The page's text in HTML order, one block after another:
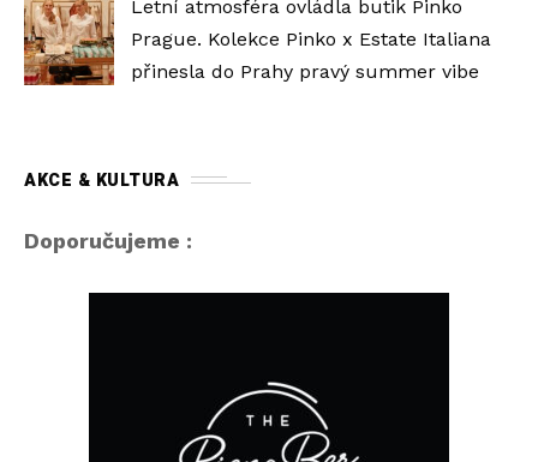
Letní atmosféra ovládla butik Pinko
Prague. Kolekce Pinko x Estate Italiana
přinesla do Prahy pravý summer vibe
AKCE & KULTURA
Doporučujeme :